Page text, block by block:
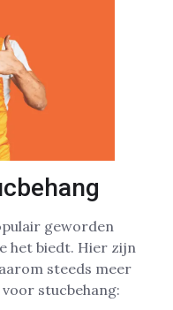
geworden
het biedt. Hier zijn
steeds meer
stucbehang: